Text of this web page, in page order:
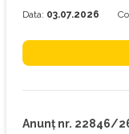
Data: 03.07.2026
Anunț nr. 22846/